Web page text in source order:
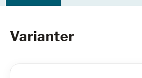
Varianter